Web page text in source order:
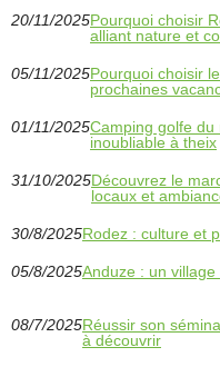
20/11/2025Pourquoi choisir
alliant nature et
05/11/2025Pourquoi choisir
prochaines
01/11/2025Camping golfe
inoubliable à theix
31/10/2025Découvrez le
locaux et
30/8/2025Rodez : culture et
05/8/2025Anduze : un village
08/7/2025Réussir son
à découvrir